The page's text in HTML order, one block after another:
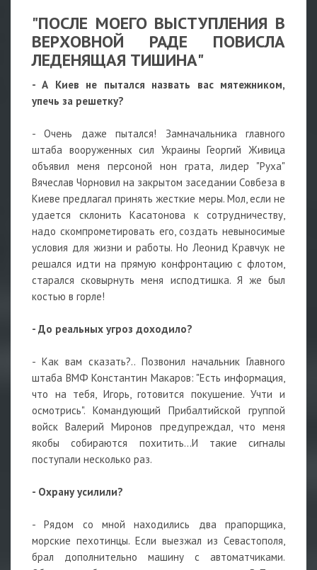
"ПОСЛЕ МОЕГО ВЫСТУПЛЕНИЯ В
ВЕРХОВНОЙ РАДЕ ПОВИСЛА
ЛЕДЕНЯЩАЯ ТИШИНА"
- А Киев не пытался назвать вас мятежником,
упечь за решетку?
- Очень даже пытался! Замначальника главного
штаба вооруженных сил Украины Георгий Живица
объявил меня персоной нон грата, лидер "Руха"
Вячеслав Чорновил на закрытом заседании Совбеза в
Киеве предлагал принять жесткие меры. Мол, если не
удается склонить Касатонова к сотрудничеству,
надо скомпрометировать его, создать невыносимые
условия для жизни и работы. Но Леонид Кравчук не
решался идти на прямую конфронтацию с флотом,
старался сковырнуть меня исподтишка. Я же был
костью в горле!
- До реальных угроз доходило?
- Как вам сказать?.. Позвонил начальник Главного
штаба ВМФ Константин Макаров: "Есть информация,
что на тебя, Игорь, готовится покушение. Учти и
осмотрись". Командующий Прибалтийской группой
войск Валерий Миронов предупреждал, что меня
якобы собираются похитить...И такие сигналы
поступали несколько раз.
- Охрану усилили?
- Рядом со мной находились два прапорщика,
морские пехотинцы. Если выезжал из Севастополя,
брал дополнительно машину с автоматчиками.